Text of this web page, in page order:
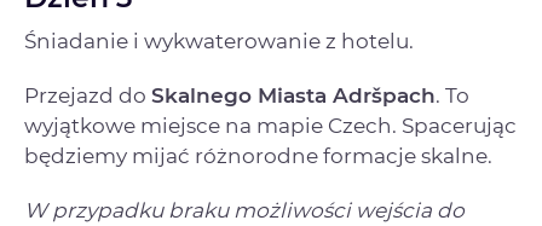
Śniadanie i wykwaterowanie z hotelu.
Przejazd do Skalnego Miasta Adršpach. To
wyjątkowe miejsce na mapie Czech. Spacerując
będziemy mijać różnorodne formacje skalne.
W przypadku braku możliwości wejścia do